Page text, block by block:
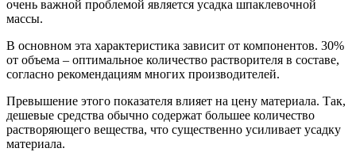
очень важной проблемой является усадка шпаклевочной
массы.
В основном эта характеристика зависит от компонентов. 30%
от объема – оптимальное количество растворителя в составе,
согласно рекомендациям многих производителей.
Превышение этого показателя влияет на цену материала. Так,
дешевые средства обычно содержат большее количество
растворяющего вещества, что существенно усиливает усадку
материала.